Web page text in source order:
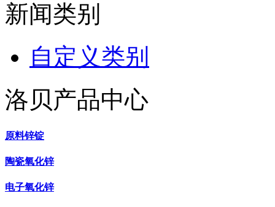
新闻类别
自定义类别
洛贝产品中心
原料锌锭
陶瓷氧化锌
电子氧化锌